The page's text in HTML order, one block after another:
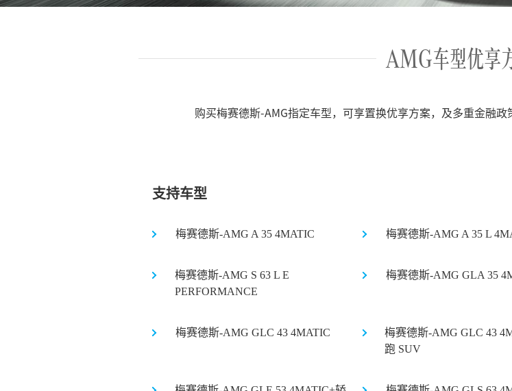
AMG车型优享
购买梅赛德斯-AMG指定车型，可享置换优享方案，及多重金融政
支持车型
梅赛德斯-AMG A 35 4MATIC 梅赛德斯-AMG A 35 L
梅赛德斯-AMG S 63 L E
PERFORMANCE
梅赛德斯-AMG GLA 35
梅赛德斯-AMG GLC 43 4MATIC
梅赛德斯-AMG GLC 43
跑 SUV